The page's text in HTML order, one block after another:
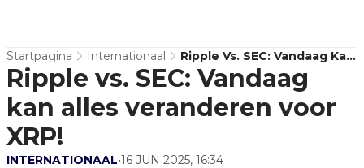
Startpagina Internationaal
Ripple Vs. SEC: Vandaag Kan
Alles Veranderen Voor XRP!
Ripple vs. SEC: Vandaag
kan alles veranderen voor
XRP!
INTERNATIONAAL•16 JUN 2025, 16:34